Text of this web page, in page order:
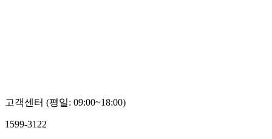
고객센터 (평일: 09:00~18:00)
1599-3122